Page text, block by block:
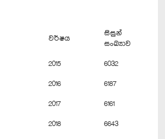
වර්ෂය
සිසුන්
සංඛ්‍යාව
2015 6032
2016 6187
2017 6161
2018 6643